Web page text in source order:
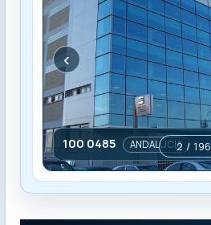
‹
100 0485 ANDALUCIA2 / 196